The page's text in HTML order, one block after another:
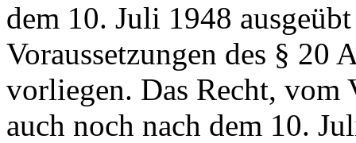
dem 10. Juli 1948
Voraussetzungen des § 20
vorliegen. Das Recht, vom
auch noch nach dem 10.